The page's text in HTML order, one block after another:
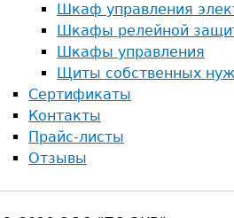
Шкаф управления
Шкафы релейной
Шкафы управления
Щиты собственных
Сертификаты
Контакты
Прайс-листы
Отзывы